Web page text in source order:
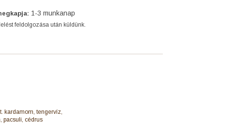
1-3 munkanap
feldolgozása után küldünk.
kardamom, tengervíz,
pacsuli, cédrus